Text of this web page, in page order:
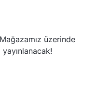
üzerinde
yayınlanacak!